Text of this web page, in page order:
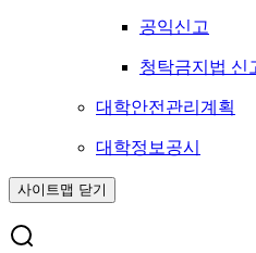
공익신고
청탁금지법 신
대학안전관리계획
대학정보공시
사이트맵 닫기